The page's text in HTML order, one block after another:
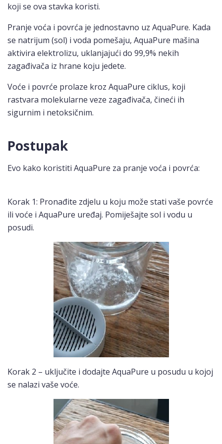
koji se ova stavka koristi.
Pranje voća i povrća je jednostavno uz AquaPure. Kada
se natrijum (sol) i voda pomešaju, AquaPure mašina
aktivira elektrolizu, uklanjajući do 99,9% nekih
zagađivača iz hrane koju jedete.
Voće i povrće prolaze kroz AquaPure ciklus, koji
rastvara molekularne veze zagađivača, čineći ih
sigurnim i netoksičnim.
Postupak
Evo kako koristiti AquaPure za pranje voća i povrća:
Korak 1: Pronađite zdjelu u koju može stati vaše povrće
ili voće i AquaPure uređaj. Pomiješajte sol i vodu u
posudi.
Korak 2 – uključite i dodajte AquaPure u posudu u kojoj
se nalazi vaše voće.